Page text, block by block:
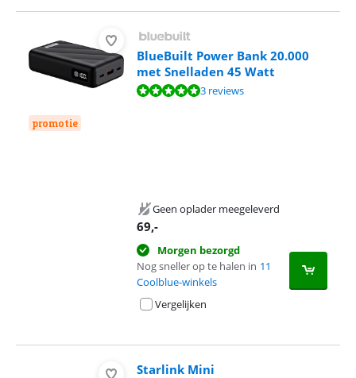
promotie
BlueBuilt Power Bank 20.000
met Snelladen 45 Watt
Beoordeling is 9,9 van de 10, gebaseerd op 3 reviews.
3 reviews
Geen oplader meegeleverd
69,-
Morgen bezorgd
Nog sneller op te halen in 11
Coolblue-winkels
Vergelijken
Starlink Mini